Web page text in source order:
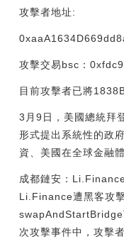
攻擊者地址:
攻擊交易bsc：
目前攻擊者已將
3月9日，美國總統拜
形式提出系統性的政
資、美國在全球金融
成都鏈安：
Li.Finance遭黑客攻
次攻擊事件中，攻擊